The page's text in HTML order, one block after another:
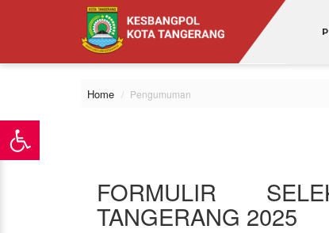
Home Pengumuman
FORMULIR
TANGERANG 2025